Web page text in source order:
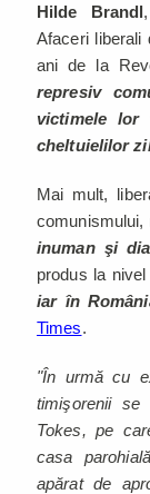
Hilde Brandl
Afaceri
ani de la
represiv
victimele
cheltuielilor
Mai mult,
comunismului,
inuman şi
produs la nivel
iar în
Times.
"În urmă cu
timişorenii se
Tokes, pe
casa
apărat de